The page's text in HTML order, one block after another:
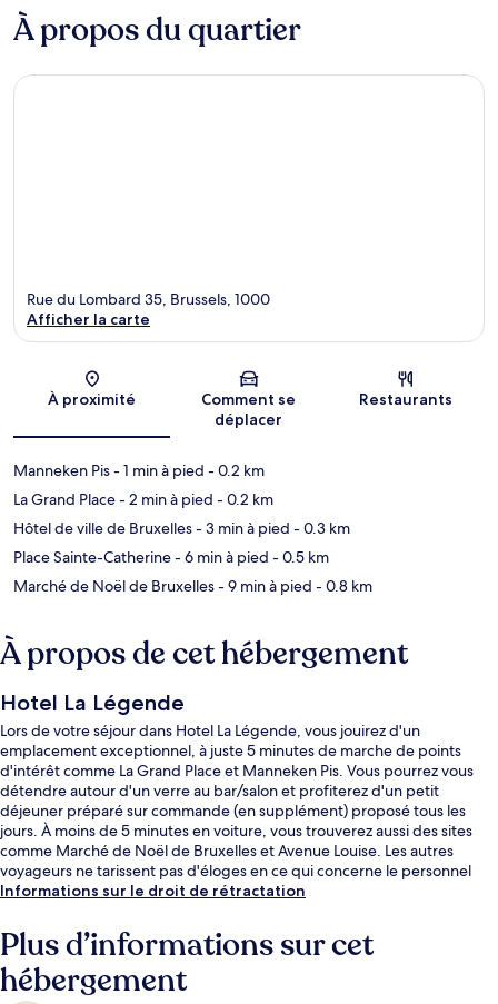
À propos du quartier
Carte
Rue du Lombard 35, Brussels, 1000
Afficher la carte
À proximité
Comment se
déplacer
Restaurants
Manneken Pis- 1 min à pied - 0.2 km
La Grand Place- 2 min à pied - 0.2 km
Hôtel de ville de Bruxelles- 3 min à pied - 0.3 km
Place Sainte-Catherine- 6 min à pied - 0.5 km
Marché de Noël de Bruxelles- 9 min à pied - 0.8 km
À propos de cet hébergement
Hotel La Légende
Lors de votre séjour dans Hotel La Légende, vous jouirez d'un
emplacement exceptionnel, à juste 5 minutes de marche de points
d'intérêt comme La Grand Place et Manneken Pis. Vous pourrez vous
détendre autour d'un verre au bar/salon et profiterez d'un petit
déjeuner préparé sur commande (en supplément) proposé tous les
jours. À moins de 5 minutes en voiture, vous trouverez aussi des sites
comme Marché de Noël de Bruxelles et Avenue Louise. Les autres
voyageurs ne tarissent pas d'éloges en ce qui concerne le personnel
attentionné et l'emplacement. L'hébergement se situe à une très courte
à 4 min et Arrêt de tram Anneessens, à 6 min.
Informations sur le droit de rétractation
Plus d’informations sur cet
hébergement